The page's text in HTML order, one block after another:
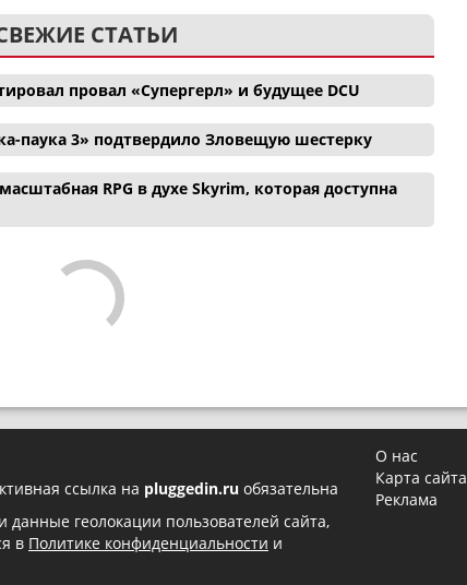
СТАТЬИ
провал «Супергерл» и будущее DCU
паука 3» подтвердило Зловещую шестерку
RPG в духе Skyrim, которая доступна
ссылка на pluggedin.ru обязательна
данные геолокации пользователей сайта,
в Политике конфиденциальности и
О нас
Карта сайта
Реклама